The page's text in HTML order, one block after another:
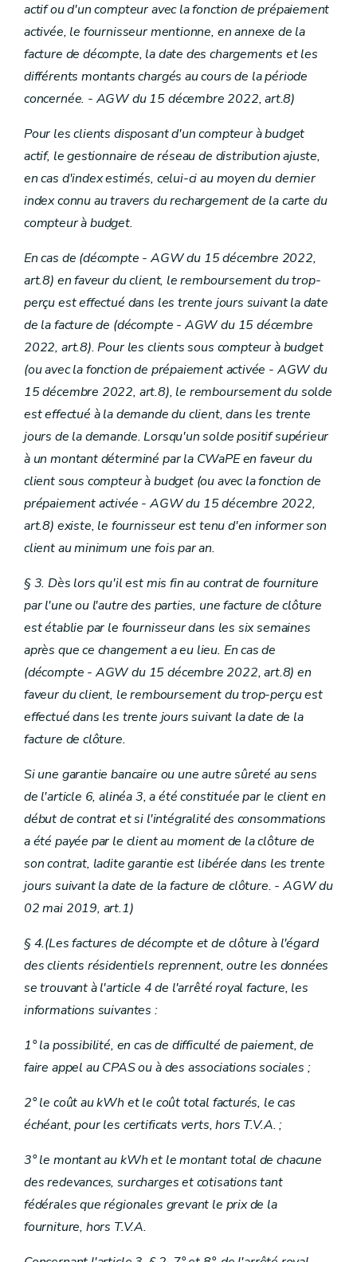
actif ou d'un compteur avec la fonction de prépaiement
activée, le fournisseur mentionne, en annexe de la
facture de décompte, la date des chargements et les
différents montants chargés au cours de la période
concernée. - AGW du 15 décembre 2022, art.8)
Pour les clients disposant d'un compteur à budget
actif, le gestionnaire de réseau de distribution ajuste,
en cas d'index estimés, celui-ci au moyen du dernier
index connu au travers du rechargement de la carte du
compteur à budget.
En cas de (décompte - AGW du 15 décembre 2022,
art.8) en faveur du client, le remboursement du trop-
perçu est effectué dans les trente jours suivant la date
de la facture de (décompte - AGW du 15 décembre
2022, art.8). Pour les clients sous compteur à budget
(ou avec la fonction de prépaiement activée - AGW du
15 décembre 2022, art.8), le remboursement du solde
est effectué à la demande du client, dans les trente
jours de la demande. Lorsqu'un solde positif supérieur
à un montant déterminé par la CWaPE en faveur du
client sous compteur à budget (ou avec la fonction de
prépaiement activée - AGW du 15 décembre 2022,
art.8) existe, le fournisseur est tenu d'en informer son
client au minimum une fois par an.
§ 3. Dès lors qu'il est mis fin au contrat de fourniture
par l'une ou l'autre des parties, une facture de clôture
est établie par le fournisseur dans les six semaines
après que ce changement a eu lieu. En cas de
(décompte - AGW du 15 décembre 2022, art.8) en
faveur du client, le remboursement du trop-perçu est
effectué dans les trente jours suivant la date de la
facture de clôture.
Si une garantie bancaire ou une autre sûreté au sens
de l'article 6, alinéa 3, a été constituée par le client en
début de contrat et si l'intégralité des consommations
a été payée par le client au moment de la clôture de
son contrat, ladite garantie est libérée dans les trente
jours suivant la date de la facture de clôture. - AGW du
02 mai 2019, art.1)
§ 4.(Les factures de décompte et de clôture à l'égard
des clients résidentiels reprennent, outre les données
se trouvant à l'article 4 de l'arrêté royal facture, les
informations suivantes :
1° la possibilité, en cas de difficulté de paiement, de
faire appel au CPAS ou à des associations sociales ;
2° le coût au kWh et le coût total facturés, le cas
échéant, pour les certificats verts, hors T.V.A. ;
3° le montant au kWh et le montant total de chacune
des redevances, surcharges et cotisations tant
fédérales que régionales grevant le prix de la
fourniture, hors T.V.A.